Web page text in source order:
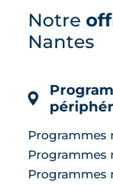
partout
frais sans le
Notre
Nantes
Programmes
Programmes
Programmes